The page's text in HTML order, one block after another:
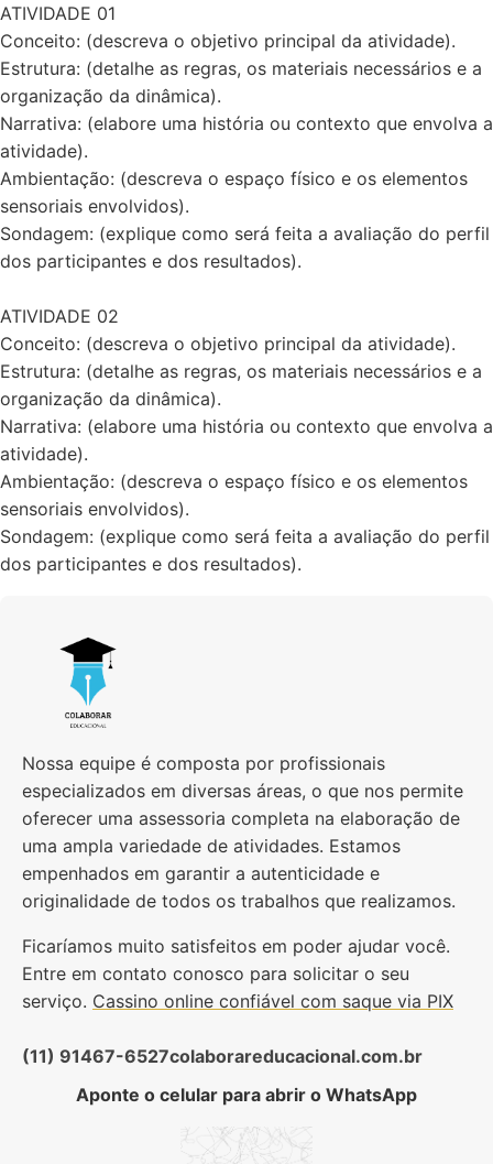
ATIVIDADE 01
Conceito: (descreva o objetivo principal da atividade).
Estrutura: (detalhe as regras, os materiais necessários e a
organização da dinâmica).
Narrativa: (elabore uma história ou contexto que envolva a
atividade).
Ambientação: (descreva o espaço físico e os elementos
sensoriais envolvidos).
Sondagem: (explique como será feita a avaliação do perfil
dos participantes e dos resultados).
ATIVIDADE 02
Conceito: (descreva o objetivo principal da atividade).
Estrutura: (detalhe as regras, os materiais necessários e a
organização da dinâmica).
Narrativa: (elabore uma história ou contexto que envolva a
atividade).
Ambientação: (descreva o espaço físico e os elementos
sensoriais envolvidos).
Sondagem: (explique como será feita a avaliação do perfil
dos participantes e dos resultados).
Nossa equipe é composta por profissionais
especializados em diversas áreas, o que nos permite
oferecer uma assessoria completa na elaboração de
uma ampla variedade de atividades. Estamos
empenhados em garantir a autenticidade e
originalidade de todos os trabalhos que realizamos.
Ficaríamos muito satisfeitos em poder ajudar você.
Entre em contato conosco para solicitar o seu
serviço. Cassino online confiável com saque via PIX
(11) 91467-6527colaborareducacional.com.br
Aponte o celular para abrir o WhatsApp